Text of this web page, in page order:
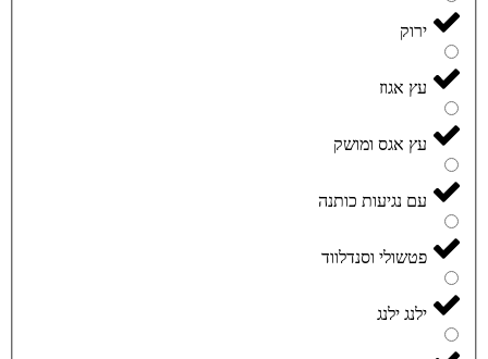
ירוק
עץ אגוז
עץ אגס ומושק
עם נגיעות כותנה
פטשולי וסנדלווד
ילנג ילנג